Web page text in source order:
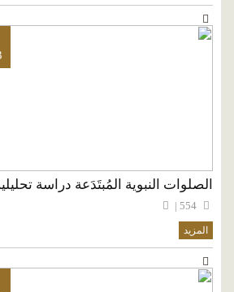
الصلوات النبوية المُبتَدَعة دراسة
المزيد